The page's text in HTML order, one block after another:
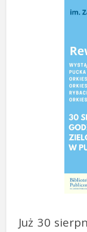
Już 30